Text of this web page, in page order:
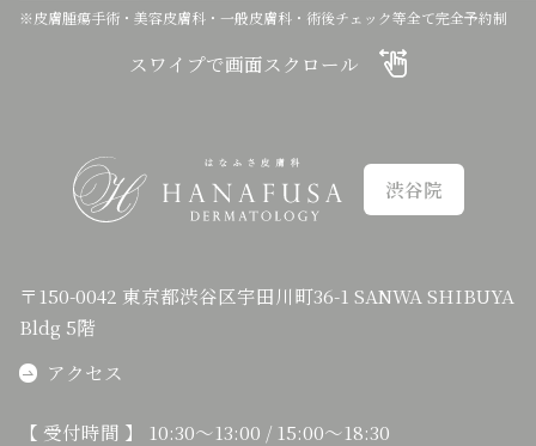
※皮膚腫瘍手術・美容皮膚科・一般皮膚科・術後チェック等全て完全予約制
スワイプで画面スクロール
渋谷院
〒150-0042 東京都渋谷区宇田川町36-1 SANWA SHIBUYA
Bldg 5階
アクセス
【 受付時間 】 10:30～13:00 / 15:00～18:30